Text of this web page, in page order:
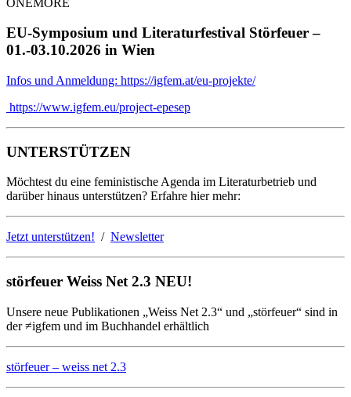
EU-Symposium und Literaturfestival Störfeuer –
01.-03.10.2026 in Wien
Infos und Anmeldung: https://igfem.at/eu-projekte/
https://www.igfem.eu/project-epesep
UNTERSTÜTZEN
Möchtest du eine feministische Agenda im Literaturbetrieb und
darüber hinaus unterstützen? Erfahre hier mehr:
Jetzt unterstützen! / Newsletter
störfeuer Weiss Net 2.3 NEU!
Unsere neue Publikationen „Weiss Net 2.3“ und „störfeuer“ sind in
der ≠igfem und im Buchhandel erhältlich
störfeuer – weiss net 2.3